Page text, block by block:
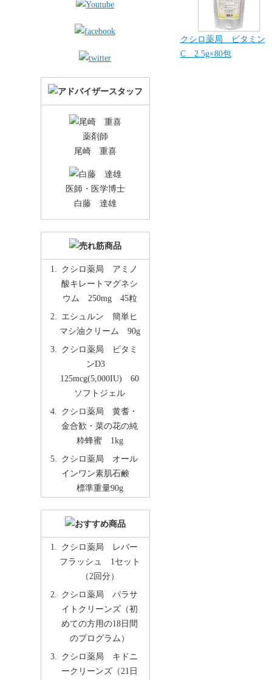
クシロ薬局 ビタミン
C 2.5g×80包
薬剤師
尾崎 重喜
医師・医学博士
白藤 達雄
クシロ薬局 アミノ
酸キレートマグネシ
ウム 250mg 45粒
エシュルン 簡単ヒ
マシ油クリーム 90g
クシロ薬局 ビタミ
ンD3
125mcg(5,000IU) 60
ソフトジェル
クシロ薬局 黄耆・
金合歓・菜の花の純
粋蜂蜜 1kg
クシロ薬局 オール
インワン素肌石鹸
標準重量90g
クシロ薬局 レバー
フラッシュ 1セット
（2回分）
クシロ薬局 パラサ
イトクリーンズ（初
めての方用の18日間
のプログラム）
クシロ薬局 キドニ
ークリーンズ（21日